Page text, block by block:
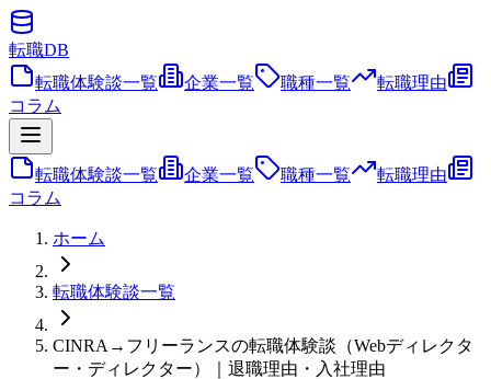
転職DB
転職体験談一覧
企業一覧 職種一覧
転職理由
コラム
転職体験談一覧 企業一覧 職種一覧
転職理由
コラム
ホーム
転職体験談一覧
CINRA→フリーランスの転職体験談（Webディレクタ
ー・ディレクター）｜退職理由・入社理由